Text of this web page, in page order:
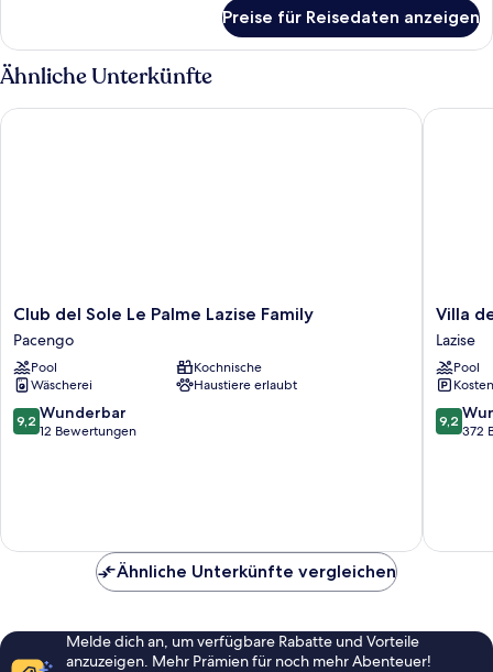
room
Preise für Reisedaten anzeigen
Ähnliche Unterkünfte
Club
del
Sole
Le
Palme
Lazise
Family
Club del Sole Le Palme Lazise Family
Pacengo
Pool
Kochnische
Wäscherei
Haustiere erlaubt
9.2
von
9,2 Wunderbar
12 Bewertungen
Club del Sole Le Palme Lazise Family
Villa
dei
Cedri
Thermal
Park
&
Natural
Villa
Lazise
Pool
9.2
von
9,2
372
Villa dei
Ähnliche Unterkünfte vergleichen
Melde dich an, um verfügbare Rabatte und Vorteile
anzuzeigen. Mehr Prämien für noch mehr Abenteuer!